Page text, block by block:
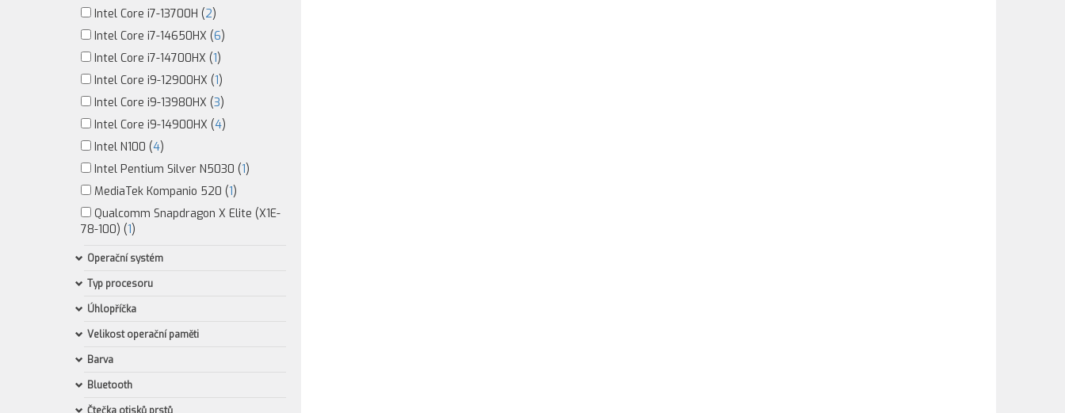
Intel Core i7-13700H (2)
Intel Core i7-14650HX (6)
Intel Core i7-14700HX (1)
Intel Core i9-12900HX (1)
Intel Core i9-13980HX (3)
Intel Core i9-14900HX (4)
Intel N100 (4)
Intel Pentium Silver N5030 (1)
MediaTek Kompanio 520 (1)
Qualcomm Snapdragon X Elite (X1E-
78-100) (1)
Operační systém
Typ procesoru
Úhlopříčka
Velikost operační paměti
Barva
Bluetooth